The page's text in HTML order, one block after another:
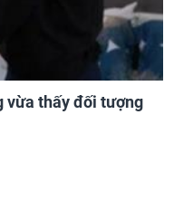
vừa thấy đối tượng